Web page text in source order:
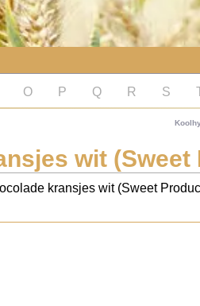
O P Q R S
wit (Sweet
kransjes wit (Sweet